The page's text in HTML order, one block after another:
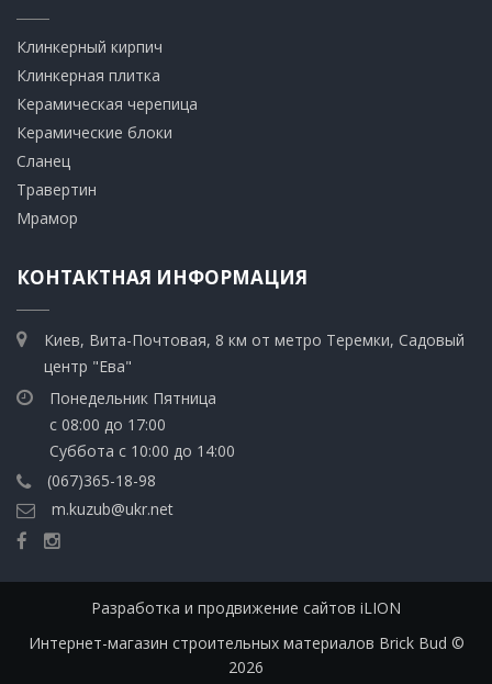
Клинкерный кирпич​
​Клинкерная плитка
​Керамическая черепица
​Керамические блоки
​Сланец
Травертин​
​Мрамор
КОНТАКТНАЯ ИНФОРМАЦИЯ
Киев, Вита-Почтовая, 8 км от метро Теремки, Садовый
центр "Ева"
Понедельник Пятница
с 08:00 до 17:00
Суббота с 10:00 до 14:00
(067)365-18-98
m.kuzub@ukr.net
Разработка и продвижение сайтов iLION
Интернет-магазин строительных материалов Brick Bud ©
2026